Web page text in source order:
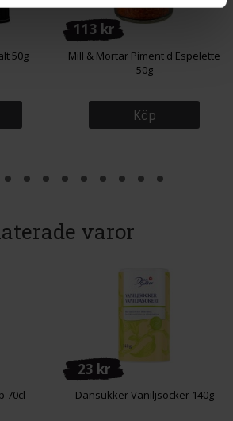
50g
113 kr
Mill & Mortar Piment d'Espelette
50g
Köp
varor
70cl
23 kr
Dansukker Vaniljsocker 140g